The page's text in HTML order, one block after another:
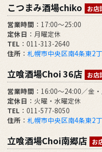
こつまみ酒場chiko お店
営業時間 ：17:00～25:00
定休日 ：月曜定休
TEL ：011-313-2640
住所 ： 札幌市中央区南4条東2
立喰酒場Choi 36店 お店
営業時間 ：16:00～24:00／金
定休日 ：火曜・水曜定休
TEL ：011-577-8050
住所 ： 札幌市中央区南4条東2
立喰酒場Choi南郷店 お